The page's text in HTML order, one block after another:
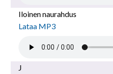
Iloinen naurahdus
Lataa MP3
J